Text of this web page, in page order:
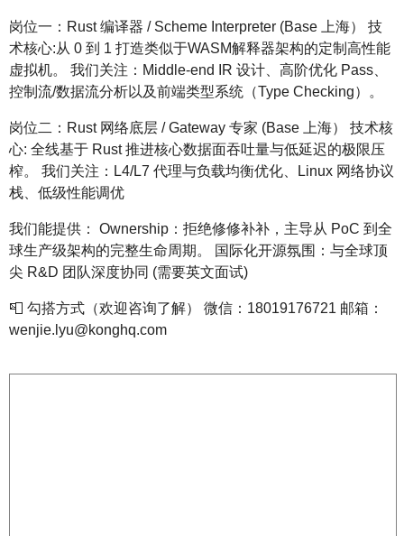
岗位一：Rust 编译器 / Scheme Interpreter (Base 上海） 技
术核心:从 0 到 1 打造类似于WASM解释器架构的定制高性能
虚拟机。 我们关注：Middle-end IR 设计、高阶优化 Pass、
控制流/数据流分析以及前端类型系统（Type Checking）。
岗位二：Rust 网络底层 / Gateway 专家 (Base 上海） 技术核
心: 全线基于 Rust 推进核心数据面吞吐量与低延迟的极限压
榨。 我们关注：L4/L7 代理与负载均衡优化、Linux 网络协议
栈、低级性能调优
我们能提供： Ownership：拒绝修修补补，主导从 PoC 到全
球生产级架构的完整生命周期。 国际化开源氛围：与全球顶
尖 R&D 团队深度协同 (需要英文面试)
📮 勾搭方式（欢迎咨询了解） 微信：18019176721 邮箱：
wenjie.lyu@konghq.com